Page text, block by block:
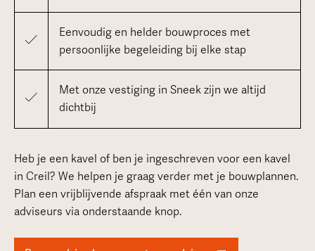
Eenvoudig en helder bouwproces met
persoonlijke begeleiding bij elke stap
Met onze vestiging in Sneek zijn we altijd
dichtbij
Heb je een kavel of ben je ingeschreven voor een kavel
in Creil? We helpen je graag verder met je bouwplannen.
Plan een vrijblijvende afspraak met één van onze
adviseurs via onderstaande knop.